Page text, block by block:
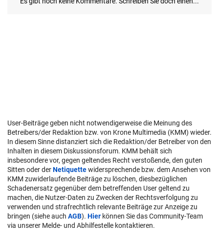
User-Beiträge geben nicht notwendigerweise die Meinung des
Betreibers/der Redaktion bzw. von Krone Multimedia (KMM) wieder.
In diesem Sinne distanziert sich die Redaktion/der Betreiber von den
Inhalten in diesem Diskussionsforum. KMM behält sich
insbesondere vor, gegen geltendes Recht verstoßende, den guten
Sitten oder derNetiquettewidersprechende bzw. dem Ansehen von
KMM zuwiderlaufende Beiträge zu löschen, diesbezüglichen
Schadenersatz gegenüber dem betreffenden User geltend zu
machen, die Nutzer-Daten zu Zwecken der Rechtsverfolgung zu
verwenden und strafrechtlich relevante Beiträge zur Anzeige zu
bringen (siehe auch AGB). Hier können Sie das Community-Team
via unserer Melde- und Abhilfestelle kontaktieren.